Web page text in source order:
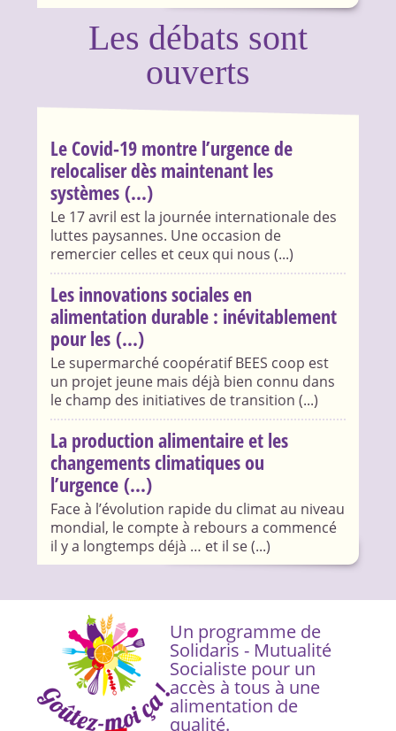
Les débats sont
ouverts
Le Covid-19 montre l’urgence de
relocaliser dès maintenant les
systèmes (...)
Le 17 avril est la journée internationale des
luttes paysannes. Une occasion de
remercier celles et ceux qui nous (...)
Les innovations sociales en
alimentation durable : inévitablement
pour les (...)
Le supermarché coopératif BEES coop est
un projet jeune mais déjà bien connu dans
le champ des initiatives de transition (...)
La production alimentaire et les
changements climatiques ou
l’urgence (...)
Face à l’évolution rapide du climat au niveau
mondial, le compte à rebours a commencé
il y a longtemps déjà … et il se (...)
Un programme de
Solidaris - Mutualité
Socialiste pour un
accès à tous à une
alimentation de
qualité.